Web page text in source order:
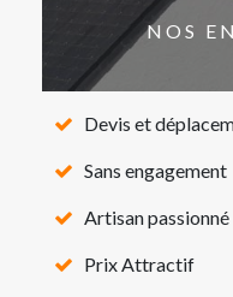
NOS
Devis et
Sans engagement
Artisan passionné
Prix Attractif